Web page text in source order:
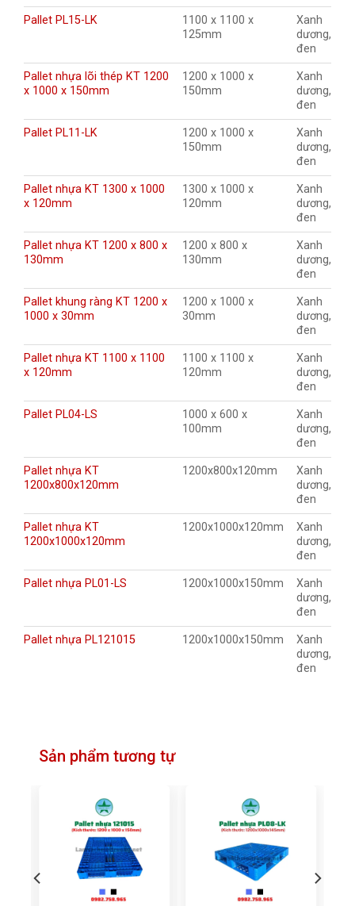
Pallet PL15-LK
1100 x 1100 x
125mm
Xanh
dương,
đen
Pallet nhựa lõi thép KT 1200
x 1000 x 150mm
1200 x 1000 x
150mm
Xanh
dương,
đen
Pallet PL11-LK
1200 x 1000 x
150mm
Xanh
dương,
đen
Pallet nhựa KT 1300 x 1000
x 120mm
1300 x 1000 x
120mm
Xanh
dương,
đen
Pallet nhựa KT 1200 x 800 x
130mm
1200 x 800 x
130mm
Xanh
dương,
đen
Pallet khung ràng KT 1200 x
1000 x 30mm
1200 x 1000 x
30mm
Xanh
dương,
đen
Pallet nhựa KT 1100 x 1100
x 120mm
1100 x 1100 x
120mm
Xanh
dương,
đen
Pallet PL04-LS
1000 x 600 x
100mm
Xanh
dương,
đen
Pallet nhựa KT
1200x800x120mm
1200x800x120mm
Xanh
dương,
đen
Pallet nhựa KT
1200x1000x120mm
1200x1000x120mm
Xanh
dương,
đen
Pallet nhựa PL01-LS 1200x1000x150mm
Xanh
dương,
đen
Pallet nhựa PL121015 1200x1000x150mm
Xanh
dương,
đen
Sản phẩm tương tự